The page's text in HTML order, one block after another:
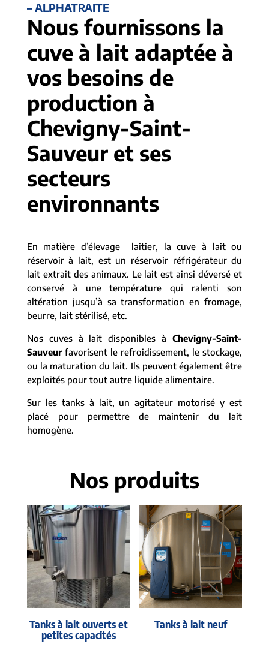
– ALPHATRAITE
Nous fournissons la
cuve à lait adaptée à
vos besoins de
production à
Chevigny-Saint-
Sauveur et ses
secteurs
environnants
En matière d’élevage laitier, la cuve à lait ou
réservoir à lait, est un réservoir réfrigérateur du
lait extrait des animaux. Le lait est ainsi déversé et
conservé à une température qui ralenti son
altération jusqu’à sa transformation en fromage,
beurre, lait stérilisé, etc.
Nos cuves à lait disponibles àChevigny-Saint-
Sauveurfavorisent le refroidissement, le stockage,
ou la maturation du lait. Ils peuvent également être
exploités pour tout autre liquide alimentaire.
Sur les tanks à lait, un agitateur motorisé y est
placé pour permettre de maintenir du lait
homogène.
Nos produits
Tanks à lait ouverts et
petites capacités
Tanks à lait neuf